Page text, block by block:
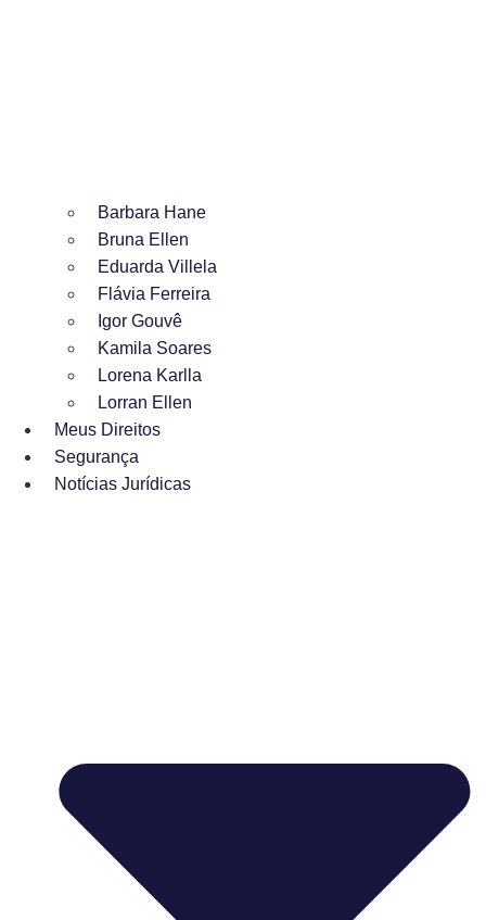
Barbara Hane
Bruna Ellen
Eduarda Villela
Flávia Ferreira
Igor Gouvê
Kamila Soares
Lorena Karlla
Lorran Ellen
Meus Direitos
Segurança
Notícias Jurídicas